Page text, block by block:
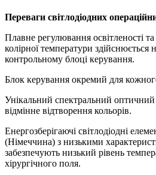
Переваги світлодіодних
Плавне регулювання освітленості
колірної температури здійснюється
контрольному блоці керування.
Блок керування окремий для
Унікальний спектральний оптичний
відмінне відтворення кольорів.
Енергозберігаючі світлодіодні
(Німеччина) з низькими
забезпечують низький рівень
хірургічного поля.